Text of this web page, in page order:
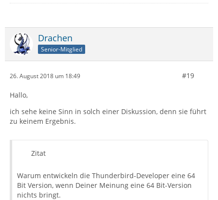
Drachen
Senior-Mitglied
26. August 2018 um 18:49 #19
Hallo,
ich sehe keine Sinn in solch einer Diskussion, denn sie führt
zu keinem Ergebnis.
Zitat
Warum entwickeln die Thunderbird-Developer eine 64
Bit Version, wenn Deiner Meinung eine 64 Bit-Version
nichts bringt.